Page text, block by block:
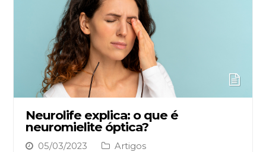
Neurolife explica: o que é
neuromielite óptica?
05/03/2023 Artigos